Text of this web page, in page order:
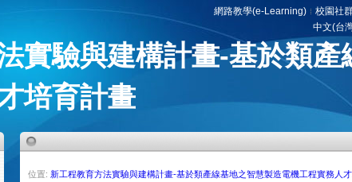
網路教學(e-Learning) 校園社
中文(台
實驗與建構計畫-基於類
培育計畫
位置: 新工程教育方法實驗與建構計畫-基於類產線基地之智慧製造電機工程實務人